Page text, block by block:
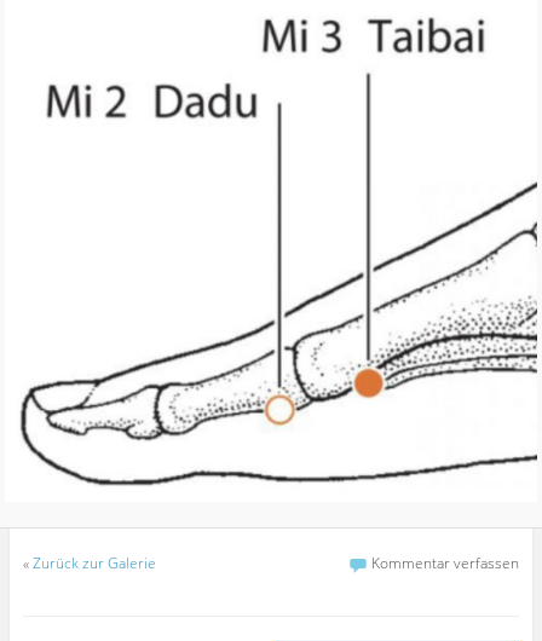
«Zurück zur Galerie Kommentar verfassen